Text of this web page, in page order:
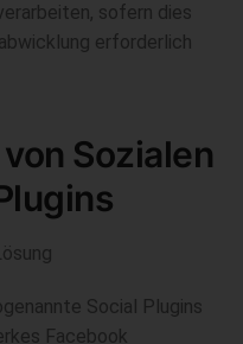
sofern dies
erforderlich
Sozialen
Social Plugins
Facebook